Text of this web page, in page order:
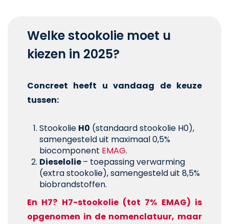
Welke stookolie moet u
kiezen in 2025?
Concreet heeft u vandaag de keuze
tussen:
Stookolie H0 (standaard stookolie H0),
samengesteld uit maximaal 0,5%
biocomponent EMAG.
Dieselolie– toepassing verwarming
(extra stookolie), samengesteld uit 8,5%
biobrandstoffen.
En H7? H7-stookolie (tot 7% EMAG) is
opgenomen in de nomenclatuur, maar